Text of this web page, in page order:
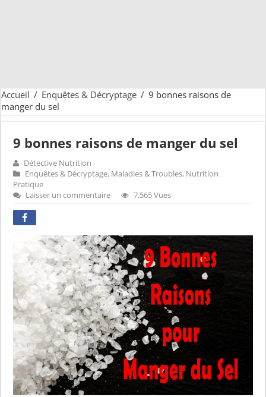
Accueil / Enquêtes & Décryptage / 9 bonnes raisons de
manger du sel
9 bonnes raisons de manger du sel
Détective Nutrition
Enquêtes & Décryptage, Maladies & Troubles, Nutrition
Pratique
Laisser un commentaire
7,565 Vues